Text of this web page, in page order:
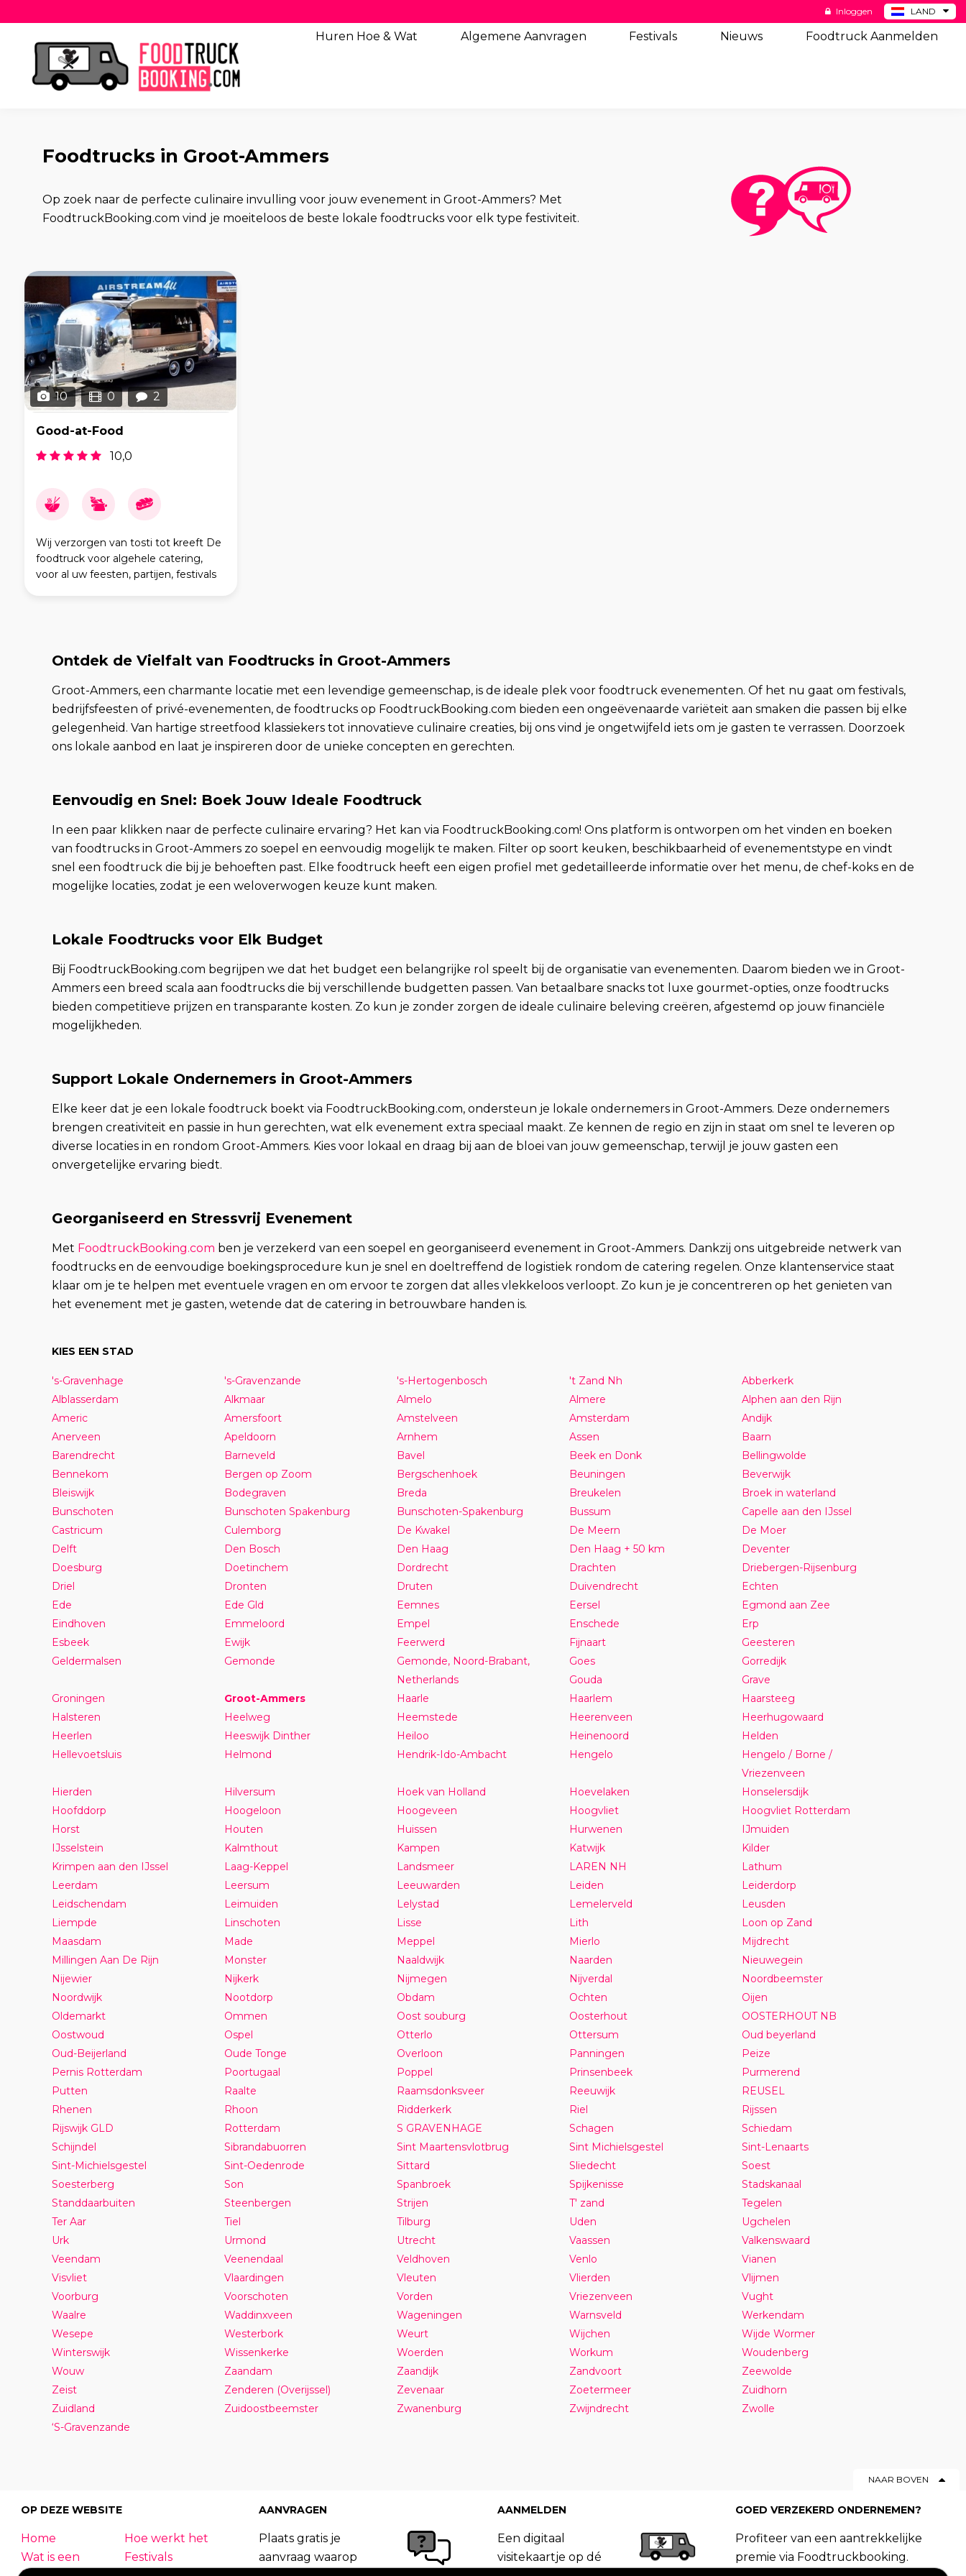
LAND
BE
Inloggen
Huren Hoe & Wat Algemene Aanvragen Festivals Nieuws Foodtruck Aanmelden
Foodtrucks in Groot-Ammers
Op zoek naar de perfecte culinaire invulling voor jouw evenement in Groot-Ammers? Met
FoodtruckBooking.com vind je moeiteloos de beste lokale foodtrucks voor elk type festiviteit.
10 0 2
Good-at-Food
10,0
Wij verzorgen van tosti tot kreeft De
foodtruck voor algehele catering,
voor al uw feesten, partijen, festivals
Ontdek de Vielfalt van Foodtrucks in Groot-Ammers
Groot-Ammers, een charmante locatie met een levendige gemeenschap, is de ideale plek voor foodtruck evenementen. Of het nu gaat om festivals,
bedrijfsfeesten of privé-evenementen, de foodtrucks op FoodtruckBooking.com bieden een ongeëvenaarde variëteit aan smaken die passen bij elke
gelegenheid. Van hartige streetfood klassiekers tot innovatieve culinaire creaties, bij ons vind je ongetwijfeld iets om je gasten te verrassen. Doorzoek
ons lokale aanbod en laat je inspireren door de unieke concepten en gerechten.
Eenvoudig en Snel: Boek Jouw Ideale Foodtruck
In een paar klikken naar de perfecte culinaire ervaring? Het kan via FoodtruckBooking.com! Ons platform is ontworpen om het vinden en boeken
van foodtrucks in Groot-Ammers zo soepel en eenvoudig mogelijk te maken. Filter op soort keuken, beschikbaarheid of evenementstype en vindt
snel een foodtruck die bij je behoeften past. Elke foodtruck heeft een eigen profiel met gedetailleerde informatie over het menu, de chef-koks en de
mogelijke locaties, zodat je een weloverwogen keuze kunt maken.
Lokale Foodtrucks voor Elk Budget
Bij FoodtruckBooking.com begrijpen we dat het budget een belangrijke rol speelt bij de organisatie van evenementen. Daarom bieden we in Groot-
Ammers een breed scala aan foodtrucks die bij verschillende budgetten passen. Van betaalbare snacks tot luxe gourmet-opties, onze foodtrucks
bieden competitieve prijzen en transparante kosten. Zo kun je zonder zorgen de ideale culinaire beleving creëren, afgestemd op jouw financiële
mogelijkheden.
Support Lokale Ondernemers in Groot-Ammers
Elke keer dat je een lokale foodtruck boekt via FoodtruckBooking.com, ondersteun je lokale ondernemers in Groot-Ammers. Deze ondernemers
brengen creativiteit en passie in hun gerechten, wat elk evenement extra speciaal maakt. Ze kennen de regio en zijn in staat om snel te leveren op
diverse locaties in en rondom Groot-Ammers. Kies voor lokaal en draag bij aan de bloei van jouw gemeenschap, terwijl je jouw gasten een
onvergetelijke ervaring biedt.
Georganiseerd en Stressvrij Evenement
Met FoodtruckBooking.com ben je verzekerd van een soepel en georganiseerd evenement in Groot-Ammers. Dankzij ons uitgebreide netwerk van
foodtrucks en de eenvoudige boekingsprocedure kun je snel en doeltreffend de logistiek rondom de catering regelen. Onze klantenservice staat
klaar om je te helpen met eventuele vragen en om ervoor te zorgen dat alles vlekkeloos verloopt. Zo kun je je concentreren op het genieten van
het evenement met je gasten, wetende dat de catering in betrouwbare handen is.
KIES EEN STAD
's-Gravenhage 's-Gravenzande 's-Hertogenbosch 't Zand Nh
Abberkerk
Alblasserdam
Alkmaar Almelo Almere
Alphen aan den Rijn
Americ
Amersfoort Amstelveen Amsterdam
Andijk
Anerveen
Apeldoorn Arnhem Assen
Baarn
Barendrecht
Barneveld Bavel Beek en Donk
Bellingwolde
Bennekom
Bergen op Zoom Bergschenhoek Beuningen
Beverwijk
Bleiswijk
Bodegraven Breda Breukelen
Broek in waterland
Bunschoten
Bunschoten Spakenburg Bunschoten-Spakenburg Bussum
Capelle aan den IJssel
Castricum
Culemborg De Kwakel De Meern
De Moer
Delft
Den Bosch Den Haag Den Haag + 50 km
Deventer
Doesburg
Doetinchem Dordrecht Drachten
Driebergen-Rijsenburg
Driel
Dronten Druten Duivendrecht
Echten
Ede
Ede Gld Eemnes Eersel
Egmond aan Zee
Eindhoven
Emmeloord Empel Enschede
Erp
Esbeek
Ewijk Feerwerd Fijnaart
Geesteren
Geldermalsen
Gemonde
Gemonde, Noord-Brabant,
Netherlands
Goes
Gorredijk
Gouda
Grave
Groningen
Groot-Ammers Haarle Haarlem
Haarsteeg
Halsteren
Heelweg Heemstede Heerenveen
Heerhugowaard
Heerlen
Heeswijk Dinther Heiloo Heinenoord
Helden
Hellevoetsluis
Helmond Hendrik-Ido-Ambacht Hengelo
Hengelo / Borne /
Vriezenveen
Hierden
Hilversum Hoek van Holland Hoevelaken
Honselersdijk
Hoofddorp
Hoogeloon Hoogeveen Hoogvliet
Hoogvliet Rotterdam
Horst
Houten Huissen Hurwenen
IJmuiden
IJsselstein
Kalmthout Kampen Katwijk
Kilder
Krimpen aan den IJssel
Laag-Keppel Landsmeer LAREN NH
Lathum
Leerdam
Leersum Leeuwarden Leiden
Leiderdorp
Leidschendam
Leimuiden Lelystad Lemelerveld
Leusden
Liempde
Linschoten Lisse Lith
Loon op Zand
Maasdam
Made Meppel Mierlo
Mijdrecht
Millingen Aan De Rijn
Monster Naaldwijk Naarden
Nieuwegein
Nijewier
Nijkerk Nijmegen Nijverdal
Noordbeemster
Noordwijk
Nootdorp Obdam Ochten
Oijen
Oldemarkt
Ommen Oost souburg Oosterhout
OOSTERHOUT NB
Oostwoud
Ospel Otterlo Ottersum
Oud beyerland
Oud-Beijerland
Oude Tonge Overloon Panningen
Peize
Pernis Rotterdam
Poortugaal Poppel Prinsenbeek
Purmerend
Putten
Raalte Raamsdonksveer Reeuwijk
REUSEL
Rhenen
Rhoon Ridderkerk Riel
Rijssen
Rijswijk GLD
Rotterdam S GRAVENHAGE Schagen
Schiedam
Schijndel
Sibrandabuorren Sint Maartensvlotbrug Sint Michielsgestel
Sint-Lenaarts
Sint-Michielsgestel
Sint-Oedenrode Sittard Sliedecht
Soest
Soesterberg
Son Spanbroek Spijkenisse
Stadskanaal
Standdaarbuiten
Steenbergen Strijen T' zand
Tegelen
Ter Aar
Tiel Tilburg Uden
Ugchelen
Urk
Urmond Utrecht Vaassen
Valkenswaard
Veendam
Veenendaal Veldhoven Venlo
Vianen
Visvliet
Vlaardingen Vleuten Vlierden
Vlijmen
Voorburg
Voorschoten Vorden Vriezenveen
Vught
Waalre
Waddinxveen Wageningen Warnsveld
Werkendam
Wesepe
Westerbork Weurt Wijchen
Wijde Wormer
Winterswijk
Wissenkerke Woerden Workum
Woudenberg
Wouw
Zaandam Zaandijk Zandvoort
Zeewolde
Zeist
Zenderen (Overijssel) Zevenaar Zoetermeer
Zuidhorn
Zuidland
Zuidoostbeemster Zwanenburg Zwijndrecht
Zwolle
‘S-Gravenzande
NAAR BOVEN
OP DEZE WEBSITE
Home
Hoe werkt het
Wat is een
Festivals
AANVRAGEN
Plaats gratis je
aanvraag waarop
AANMELDEN
Een digitaal
visitekaartje op dé
GOED VERZEKERD ONDERNEMEN?
Profiteer van een aantrekkelijke
premie via Foodtruckbooking.